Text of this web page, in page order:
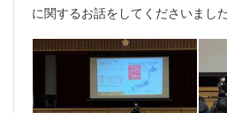
に関するお話をしてくださいました